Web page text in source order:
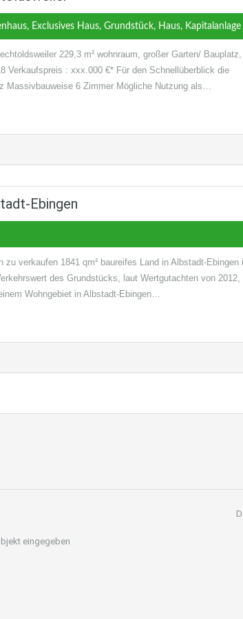
Exclusives Haus, Grundstück, Haus, Kapitalanlage
229,3 m² wohnraum, großer Garten/ Bauplatz,
Verkaufspreis : xxx.000 €* Für den Schnellüberblick die
Massivbauweise 6 Zimmer Mögliche Nutzung als…
Ebingen
zu verkaufen 1841 qm² baureifes Land in Albstadt-Ebingen
des Grundstücks, laut Wertgutachten von 2012,
Wohngebiet in Albstadt-Ebingen…
eingegeben